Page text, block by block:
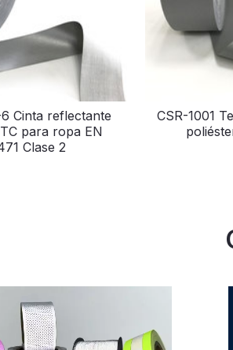
Cinta reflectante
para ropa EN
Clase 2
CSR-1001